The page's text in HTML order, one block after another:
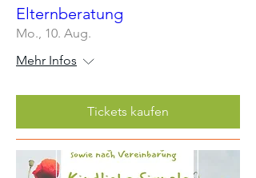
Elternberatung
Mo., 10. Aug.
Mehr Infos
Tickets kaufen